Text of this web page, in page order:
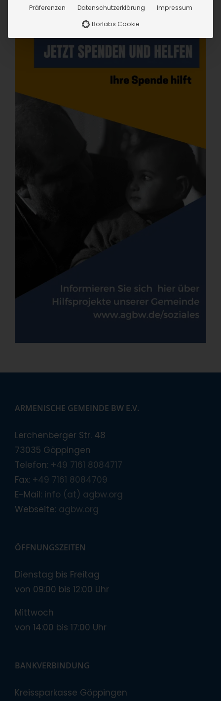
ARMENISCHE GEMEINDE BW E.V.
Lerchenberger Str. 48
73035 Göppingen
Telefon: +49 7161 8084717
Fax: +49 7161 8084709
E-Mail: info (at) agbw.org
Webseite: agbw.org
ÖFFNUNGSZEITEN
Dienstag bis Freitag
von 09:00 bis 12:00 Uhr
Mittwoch
von 14:00 bis 17:00 Uhr
BANKVERBINDUNG
Kreissparkasse Göppingen
Präferenzen Datenschutzerklärung
Impressum
Borlabs Cookie